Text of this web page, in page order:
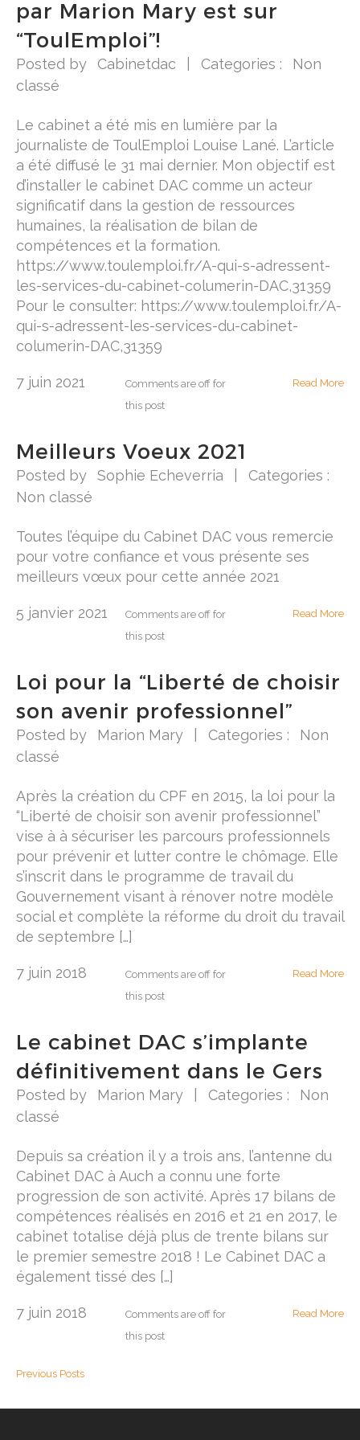
par Marion Mary est sur
“ToulEmploi”!
Posted by Cabinetdac Categories :
Non
classé
Le cabinet a été mis en lumière par la
journaliste de ToulEmploi Louise Lané. L’article
a été diffusé le 31 mai dernier. Mon objectif est
d’installer le cabinet DAC comme un acteur
significatif dans la gestion de ressources
humaines, la réalisation de bilan de
compétences et la formation.
https://www.toulemploi.fr/A-qui-s-adressent-
les-services-du-cabinet-columerin-DAC,31359
Pour le consulter: https://www.toulemploi.fr/A-
qui-s-adressent-les-services-du-cabinet-
columerin-DAC,31359
7 juin 2021
Comments are off for
this post
Read More
Meilleurs Voeux 2021
Posted by Sophie Echeverria
Categories :
Non classé
Toutes l’équipe du Cabinet DAC vous remercie
pour votre confiance et vous présente ses
meilleurs vœux pour cette année 2021
5 janvier 2021
Comments are off for
this post
Read More
Loi pour la “Liberté de choisir
son avenir professionnel”
Posted by Marion Mary Categories :
Non
classé
Après la création du CPF en 2015, la loi pour la
“Liberté de choisir son avenir professionnel”
vise à à sécuriser les parcours professionnels
pour prévenir et lutter contre le chômage. Elle
s’inscrit dans le programme de travail du
Gouvernement visant à rénover notre modèle
social et complète la réforme du droit du travail
de septembre […]
7 juin 2018
Comments are off for
this post
Read More
Le cabinet DAC s’implante
définitivement dans le Gers
Posted by Marion Mary Categories :
Non
classé
Depuis sa création il y a trois ans, l’antenne du
Cabinet DAC à Auch a connu une forte
progression de son activité. Après 17 bilans de
compétences réalisés en 2016 et 21 en 2017, le
cabinet totalise déjà plus de trente bilans sur
le premier semestre 2018 ! Le Cabinet DAC a
également tissé des […]
7 juin 2018
Comments are off for
this post
Read More
Previous Posts